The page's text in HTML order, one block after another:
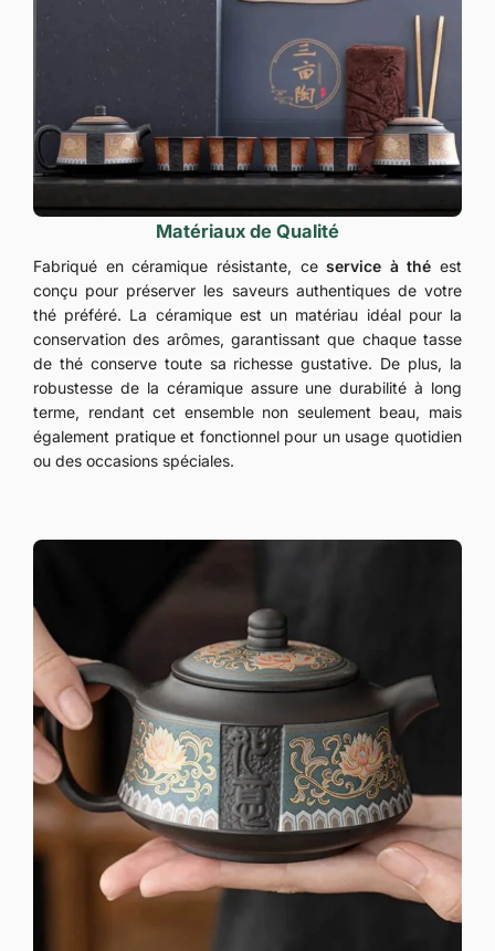
Matériaux de Qualité
Fabriqué en céramique résistante, ceservice à thé est
conçu pour préserver les saveurs authentiques de votre
thé préféré. La céramique est un matériau idéal pour la
conservation des arômes, garantissant que chaque tasse
de thé conserve toute sa richesse gustative. De plus, la
robustesse de la céramique assure une durabilité à long
terme, rendant cet ensemble non seulement beau, mais
également pratique et fonctionnel pour un usage quotidien
ou des occasions spéciales.